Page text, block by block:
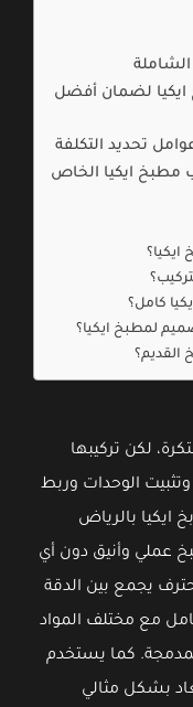
لضمان أفضل
تحديد التكلفة
مطبخ ايكيا الخاص
ايكيا؟
كامل؟
لمطبخ ايكيا؟
لكن تركيبها
وتثبيت الوحدات وربط
ايكيا بالرياض
وأنيق دون أي
يجمع بين الدقة
مع مختلف المواد
كما يستخدم
بشكل مثالي